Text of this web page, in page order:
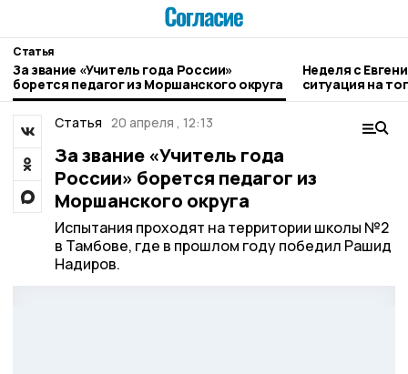
Статья
За звание «Учитель года России»
борется педагог из Моршанского округа
Неделя с
ситуация на
городе и
Статья 20 апреля , 12:13
За звание «Учитель года
России» борется педагог из
Моршанского округа
Испытания проходят на территории школы №2
в Тамбове, где в прошлом году победил Рашид
Надиров.